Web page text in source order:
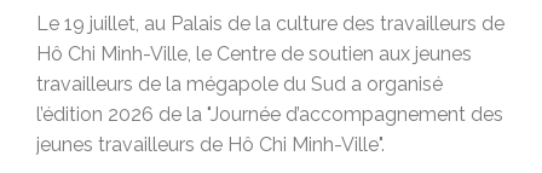
Le 19 juillet, au Palais de la culture des travailleurs de
Hô Chi Minh-Ville, le Centre de soutien aux jeunes
travailleurs de la mégapole du Sud a organisé
l’édition 2026 de la "Journée d’accompagnement des
jeunes travailleurs de Hô Chi Minh-Ville".